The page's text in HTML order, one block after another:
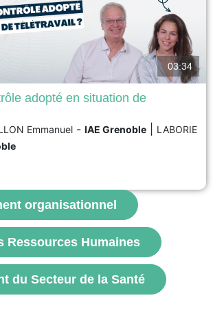
a contraint un grand nombre d’organisations
Dans ce contexte de distanciation physique,
de présenter les différentes attitudes de contrôle
dans des situations de télétravail, ainsi que
03:34
adopté en situation de
Emmanuel - IAE Grenoble
LABORIE
organisationnel
Ressources Humaines
du Secteur de la Santé